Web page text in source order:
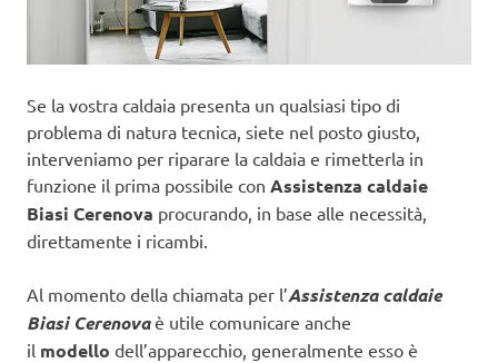
Se la vostra caldaia presenta un qualsiasi tipo di
problema di natura tecnica, siete nel posto giusto,
interveniamo per riparare la caldaia e rimetterla in
funzione il prima possibile con Assistenza caldaie
Biasi Cerenova procurando, in base alle necessità,
direttamente i ricambi.
Al momento della chiamata per l’Assistenza caldaie
Biasi Cerenovaè utile comunicare anche
il modello dell’apparecchio, generalmente esso è